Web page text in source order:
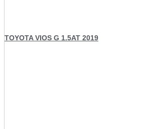
TOYOTA VIOS G 1.5AT 2019